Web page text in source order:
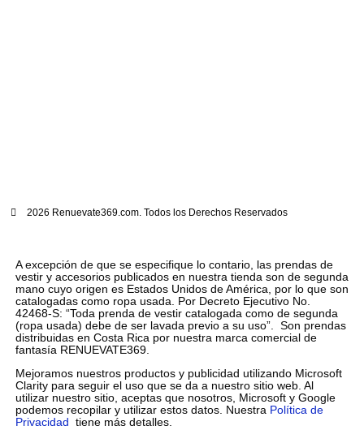
2026 Renuevate369.com. Todos los Derechos Reservados
A excepción de que se especifique lo contario, las prendas de
vestir y accesorios publicados en nuestra tienda son de segunda
mano cuyo origen es Estados Unidos de América, por lo que son
catalogadas como ropa usada. Por Decreto Ejecutivo No.
42468-S: “Toda prenda de vestir catalogada como de segunda
(ropa usada) debe de ser lavada previo a su uso”. Son prendas
distribuidas en Costa Rica por nuestra marca comercial de
fantasía RENUEVATE369.
Mejoramos nuestros productos y publicidad utilizando Microsoft
Clarity para seguir el uso que se da a nuestro sitio web. Al
utilizar nuestro sitio, aceptas que nosotros, Microsoft y Google
podemos recopilar y utilizar estos datos. Nuestra Política de
Privacidad tiene más detalles.